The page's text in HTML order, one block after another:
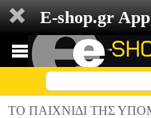
E-shop.gr App
ΤΟ ΠΑΙΧΝΙΔΙ ΤΗΣ